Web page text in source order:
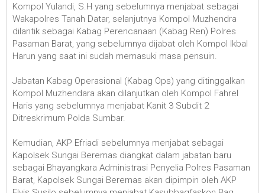
Kompol Yulandi, S.H yang sebelumnya menjabat sebagai
Wakapolres Tanah Datar, selanjutnya Kompol Muzhendra
dilantik sebagai Kabag Perencanaan (Kabag Ren) Polres
Pasaman Barat, yang sebelumnya dijabat oleh Kompol Ikbal
Harun yang saat ini sudah memasuki masa pensuin.
Jabatan Kabag Operasional (Kabag Ops) yang ditinggalkan
Kompol Muzhendara akan dilanjutkan oleh Kompol Fahrel
Haris yang sebelumnya menjabat Kanit 3 Subdit 2
Ditreskrimum Polda Sumbar.
Kemudian, AKP Efriadi sebelumnya menjabat sebagai
Kapolsek Sungai Beremas diangkat dalam jabatan baru
sebagai Bhayangkara Administrasi Penyelia Polres Pasaman
Barat, Kapolsek Sungai Beremas akan dipimpin oleh AKP